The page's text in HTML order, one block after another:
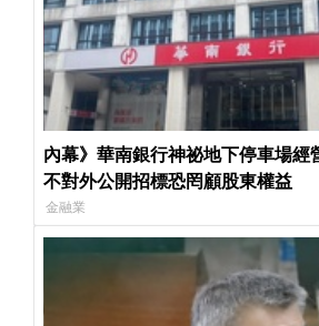
內幕》華南銀行神祕地下停車場
不對外公開招標恐罔顧股東權益
金融業